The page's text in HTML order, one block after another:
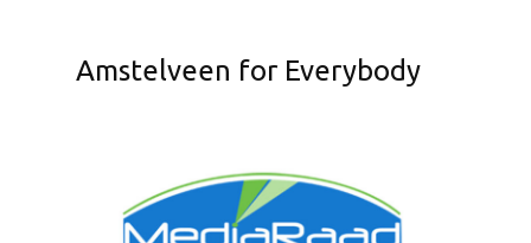
Amstelveen for Everybody